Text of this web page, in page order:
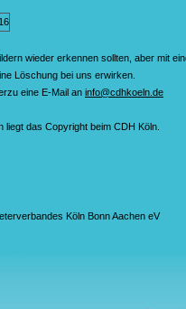
wieder erkennen sollten, aber mit
Löschung bei uns erwirken.
eine E-Mail an info@cdhkoeln.de
liegt das Copyright beim CDH Köln.
Köln Bonn Aachen